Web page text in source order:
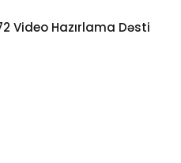
Video Hazırlama Dəsti